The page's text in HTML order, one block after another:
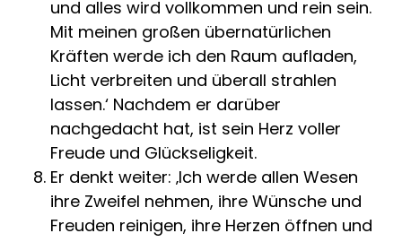
und alles wird vollkommen und rein sein.
Mit meinen großen übernatürlichen
Kräften werde ich den Raum aufladen,
Licht verbreiten und überall strahlen
lassen.‘ Nachdem er darüber
nachgedacht hat, ist sein Herz voller
Freude und Glückseligkeit.
Er denkt weiter: ‚Ich werde allen Wesen
ihre Zweifel nehmen, ihre Wünsche und
Freuden reinigen, ihre Herzen öffnen und